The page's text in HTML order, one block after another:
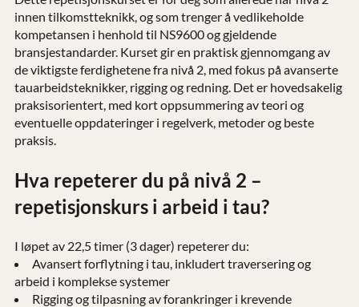
innen tilkomstteknikk, og som trenger å vedlikeholde
kompetansen i henhold til NS9600 og gjeldende
bransjestandarder. Kurset gir en praktisk gjennomgang av
de viktigste ferdighetene fra nivå 2, med fokus på avanserte
tauarbeidsteknikker, rigging og redning. Det er hovedsakelig
praksisorientert, med kort oppsummering av teori og
eventuelle oppdateringer i regelverk, metoder og beste
praksis.
Hva repeterer du på nivå 2 –
repetisjonskurs i arbeid i tau?
I løpet av 22,5 timer (3 dager) repeterer du:
Avansert forflytning i tau, inkludert traversering og
arbeid i komplekse systemer
Rigging og tilpasning av forankringer i krevende